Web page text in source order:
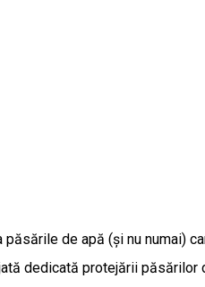
de apă (și nu numai)
dedicată protejării păsărilor